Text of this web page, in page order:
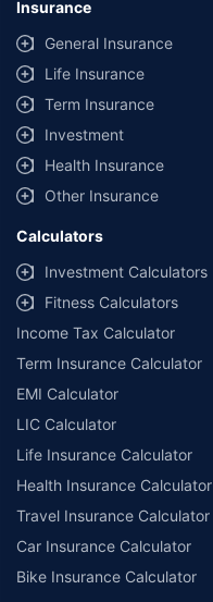
Insurance
General Insurance
Life Insurance
Term Insurance
Investment
Health Insurance
Other Insurance
Calculators
Investment Calculators
Fitness Calculators
Income Tax Calculator
Term Insurance Calculator
EMI Calculator
LIC Calculator
Life Insurance Calculator
Health Insurance Calculator
Travel Insurance Calculator
Car Insurance Calculator
Bike Insurance Calculator